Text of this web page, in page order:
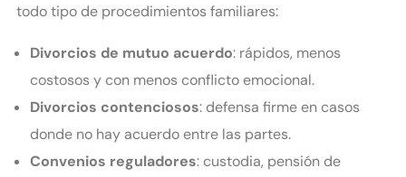
todo tipo de procedimientos familiares:
Divorcios de mutuo acuerdo: rápidos, menos
costosos y con menos conflicto emocional.
Divorcios contenciosos: defensa firme en casos
donde no hay acuerdo entre las partes.
Convenios reguladores: custodia, pensión de